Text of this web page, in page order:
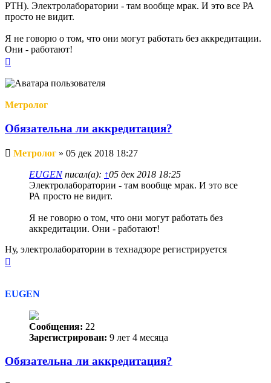
РТН). Электролаборатории - там вообще мрак. И это все РА
просто не видит.
Я не говорю о том, что они могут работать без аккредитации.
Они - работают!
началу
Метролог
Обязательна ли аккредитация?
Непрочитанное
сообщение
Метролог » 05 дек 2018 18:27
EUGENписал(а): ↑05 дек 2018 18:25
Электролаборатории - там вообще мрак. И это все
РА просто не видит.
Я не говорю о том, что они могут работать без
аккредитации. Они - работают!
Ну, электролаборатории в технадзоре регистрируется
EUGEN
Сообщения: 22
Зарегистрирован: 9 лет 4 месяца
Обязательна ли аккредитация?